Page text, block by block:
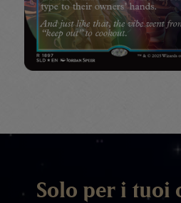
Solo per i tuoi